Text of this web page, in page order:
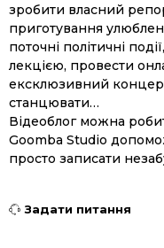
зробити власний
приготування
поточні політичні
лекцією, провести
ексклюзивний
станцювати…
Відеоблог можна
Goomba Studio
просто записати
Задати питання